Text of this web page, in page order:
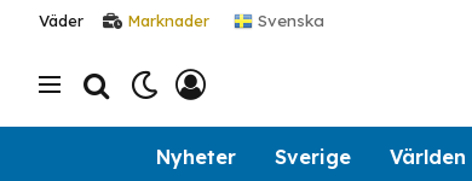
Väder Marknader Svenska
Nyheter Sverige Världen